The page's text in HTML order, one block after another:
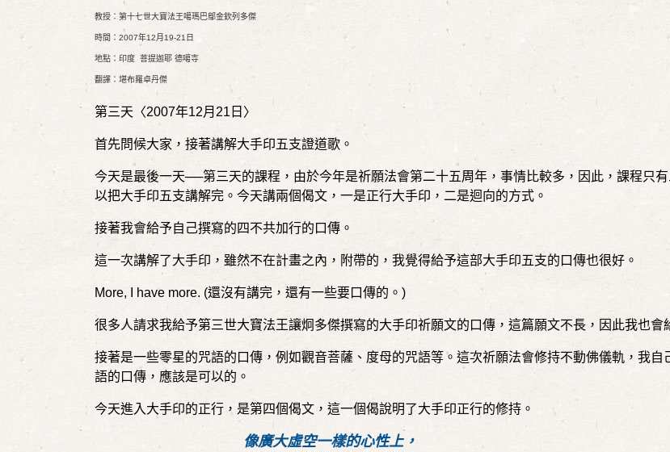
教授：第十七世大寶法王噶瑪巴鄔金欽列多傑
時間： 2007年12月 19-21 日
地點：印度 菩提迦耶 德噶寺
翻譯：堪布羅卓丹傑
第三天〈2007年12月 21 日〉
首先問候大家，接著講解大手印五支證道歌。
今天是最後一天──第三天的課程，由於今年是祈願法會第二十五周年，事情比較多，因此，課程只
以把大手印五支講解完。今天講兩個偈文，一是正行大手印，二是迴向的方式。
接著我會給予自己撰寫的四不共加行的口傳。
這一次講解了大手印，雖然不在計畫之內，附帶的，我覺得給予這部大手印五支的口傳也很好。
More, I have more. (還沒有講完，還有一些要口傳的。 )
很多人請求我給予第三世大寶法王讓炯多傑撰寫的大手印祈願文的口傳，這篇願文不長，因此我也會
接著是一些零星的咒語的口傳，例如觀音菩薩、度母的咒語等。這次祈願法會修持不動佛儀軌，我
語的口傳，應該是可以的。
今天進入大手印的正行，是第四個偈文，這一個偈說明了大手印正行的修持。
像廣大虛空一樣的心性上，